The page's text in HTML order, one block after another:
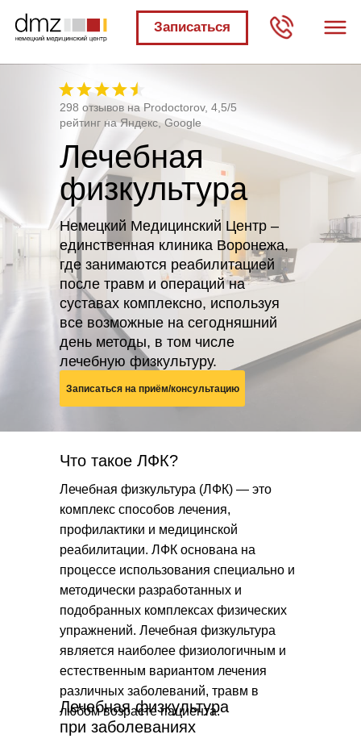
Записаться
Лечебная
физкультура
Что такое ЛФК?
Записаться на приём/консультацию
298 отзывов на Prodoctorov, 4,5/5
рейтинг на Яндекс, Google
Немецкий Медицинский Центр –
единственная клиника Воронежа,
где занимаются реабилитацией
после травм и операций на
суставах комплексно, используя
все возможные на сегодняшний
день методы, в том числе
лечебную физкультуру.
Лечебная физкультура (ЛФК) — это
комплекс способов лечения,
профилактики и медицинской
реабилитации. ЛФК основана на
процессе использования специально и
методически разработанных и
подобранных комплексах физических
упражнений. Лечебная физкультура
является наиболее физиологичным и
естественным вариантом лечения
различных заболеваний, травм в
любом возрасте пациента.
Лечебная физкультура
при заболеваниях